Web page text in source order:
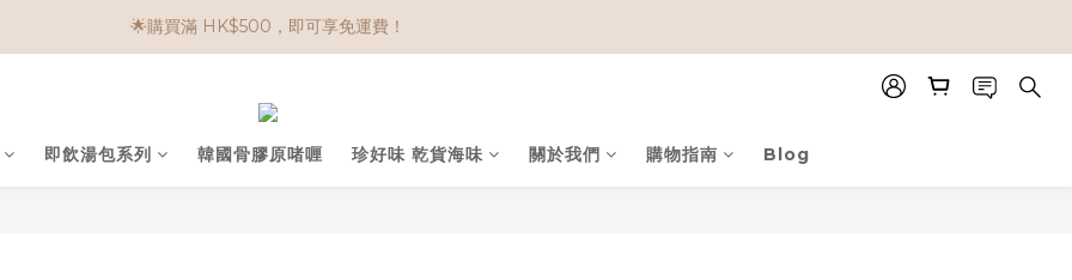
🌟購物滿 HK$650享95折； HK$950享9折；HK$1500享85折
任選兩件$80！ 🌟韓國骨膠原啫喱：$270/3件；$510/6件
即飲湯包系列 韓國骨膠原啫喱 珍好味 乾貨海味 關於我們 購物指南 Blog